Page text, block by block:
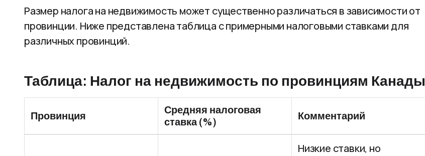
Размер налога на недвижимость может существенно различаться в зависимости от
провинции. Ниже представлена таблица с примерными налоговыми ставками для
различных провинций.
Таблица: Налог на недвижимость по провинциям Канады
Провинция
Средняя налоговая
ставка (%)
Комментарий
Низкие ставки, но